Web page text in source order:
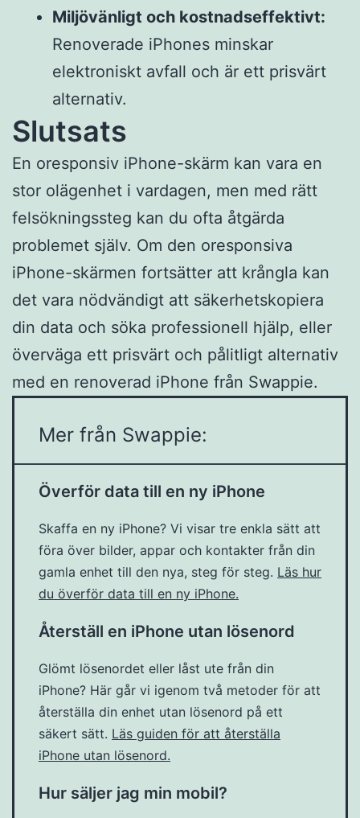
Miljövänligt och kostnadseffektivt:
Renoverade iPhones minskar
elektroniskt avfall och är ett prisvärt
alternativ.
Slutsats
En oresponsiv iPhone-skärm kan vara en
stor olägenhet i vardagen, men med rätt
felsökningssteg kan du ofta åtgärda
problemet själv. Om den oresponsiva
iPhone-skärmen fortsätter att krångla kan
det vara nödvändigt att säkerhetskopiera
din data och söka professionell hjälp, eller
överväga ett prisvärt och pålitligt alternativ
med en renoverad iPhone från Swappie.
Mer från Swappie:
Överför data till en ny iPhone
Skaffa en ny iPhone? Vi visar tre enkla sätt att
föra över bilder, appar och kontakter från din
gamla enhet till den nya, steg för steg. Läs hur
du överför data till en ny iPhone.
Återställ en iPhone utan lösenord
Glömt lösenordet eller låst ute från din
iPhone? Här går vi igenom två metoder för att
återställa din enhet utan lösenord på ett
säkert sätt. Läs guiden för att återställa
iPhone utan lösenord.
Hur säljer jag min mobil?